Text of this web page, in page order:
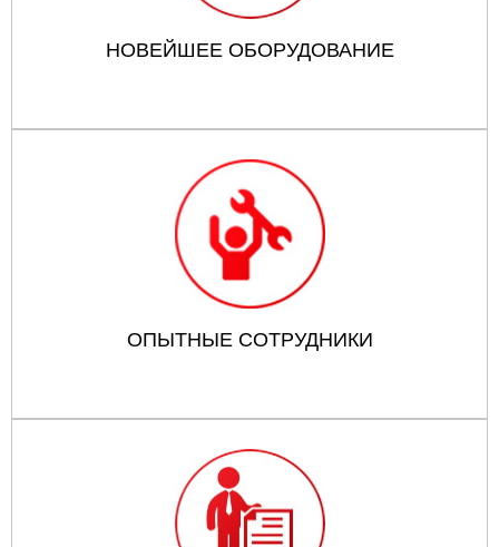
НОВЕЙШЕЕ ОБОРУДОВАНИЕ
ОПЫТНЫЕ СОТРУДНИКИ